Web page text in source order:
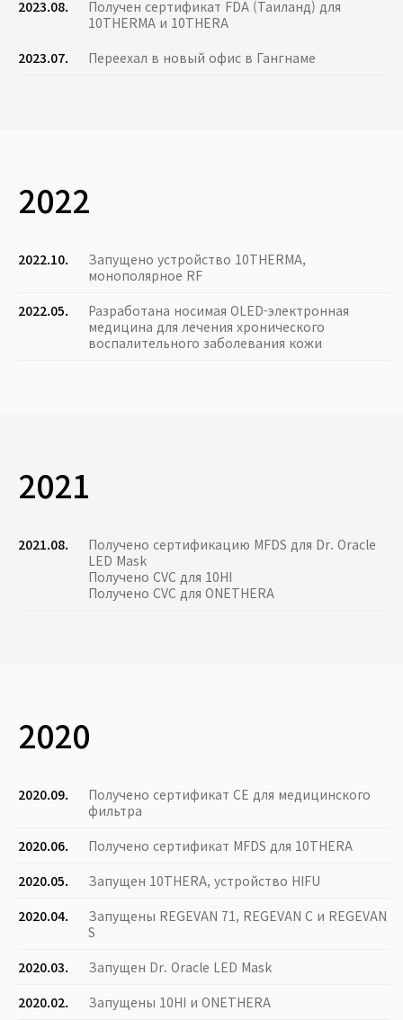
2023.08.
Получен сертификат FDA (Таиланд) для
10THERMA и 10THERA
2023.07.
Переехал в новый офис в Гангнаме
2022
2022.10.
Запущено устройство 10THERMA,
монополярное RF
2022.05.
Разработана носимая OLED-электронная
медицина для лечения хронического
воспалительного заболевания кожи
2021
2021.08.
Получено сертификацию MFDS для Dr. Oracle
LED Mask
Получено CVC для 10HI
Получено CVC для ONETHERA
2020
2020.09.
Получено сертификат CE для медицинского
фильтра
2020.06.
Получено сертификат MFDS для 10THERA
2020.05.
Запущен 10THERA, устройство HIFU
2020.04.
Запущены REGEVAN 71, REGEVAN C и REGEVAN
S
2020.03.
Запущен Dr. Oracle LED Mask
2020.02.
Запущены 10HI и ONETHERA